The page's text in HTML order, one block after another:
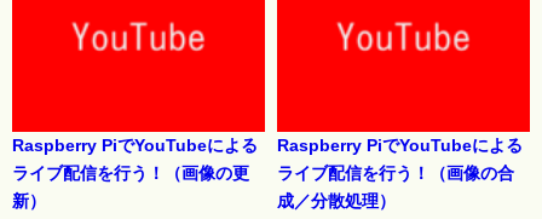
Raspberry PiでYouTubeによる
ライブ配信を行う！（画像の更
新）
Raspberry PiでYouTubeによる
ライブ配信を行う！（画像の合
成／分散処理）